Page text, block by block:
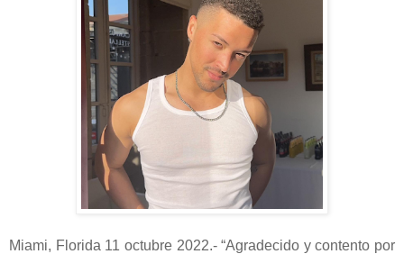
Miami, Florida 11 octubre 2022.- “Agradecido y contento por